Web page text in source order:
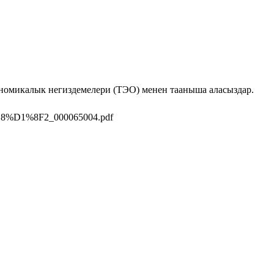
негиздемелери (ТЭО) менен тааныша аласыздар.